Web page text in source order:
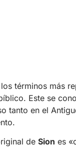
términos más
Este se
tanto en el
de Sion es